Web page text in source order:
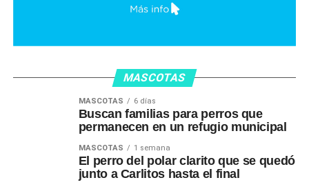
MASCOTAS
MASCOTAS 6 días
Buscan familias para perros que
permanecen en un refugio municipal
MASCOTAS 1 semana
El perro del polar clarito que se quedó
junto a Carlitos hasta el final